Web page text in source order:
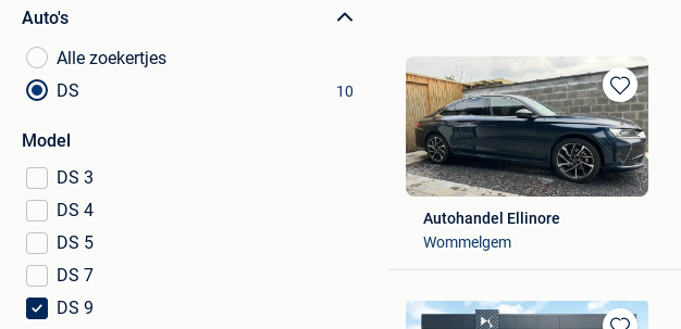
Auto's
Alle zoekertjes
DS
10
Model
DS 3
DS 4
DS 5
DS 7
DS 9
Bewaren
in
Mijn
Favorieten
Autohandel Ellinore
Wommelgem